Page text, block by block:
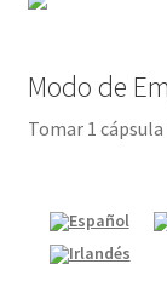
Modo de
Tomar 1